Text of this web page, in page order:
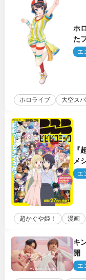
ホ
た
のエ
ホロライブ 大空ス
『
メ
作エ
超かぐや姫！ 漫画
キ
開
エ